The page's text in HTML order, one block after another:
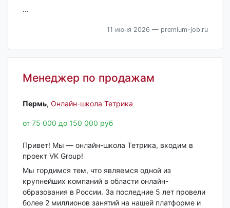
...
11 июня 2026 — premium-job.ru
Менеджер по продажам
Пермь‎, Онлайн-школа Тетрика
от 75 000 до 150 000 руб
Привет! Мы — онлайн-школа Тетрика, входим в
проект VK Group!
Мы гордимся тем, что являемся одной из
крупнейших компаний в области онлайн-
образования в России. За последние 5 лет провели
более 2 миллионов занятий на нашей платформе и